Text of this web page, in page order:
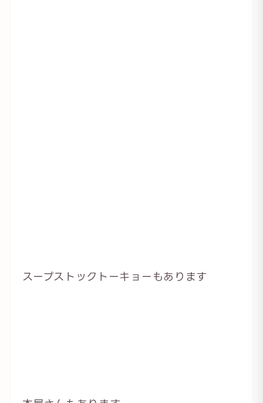
スープストックトーキョーもあります